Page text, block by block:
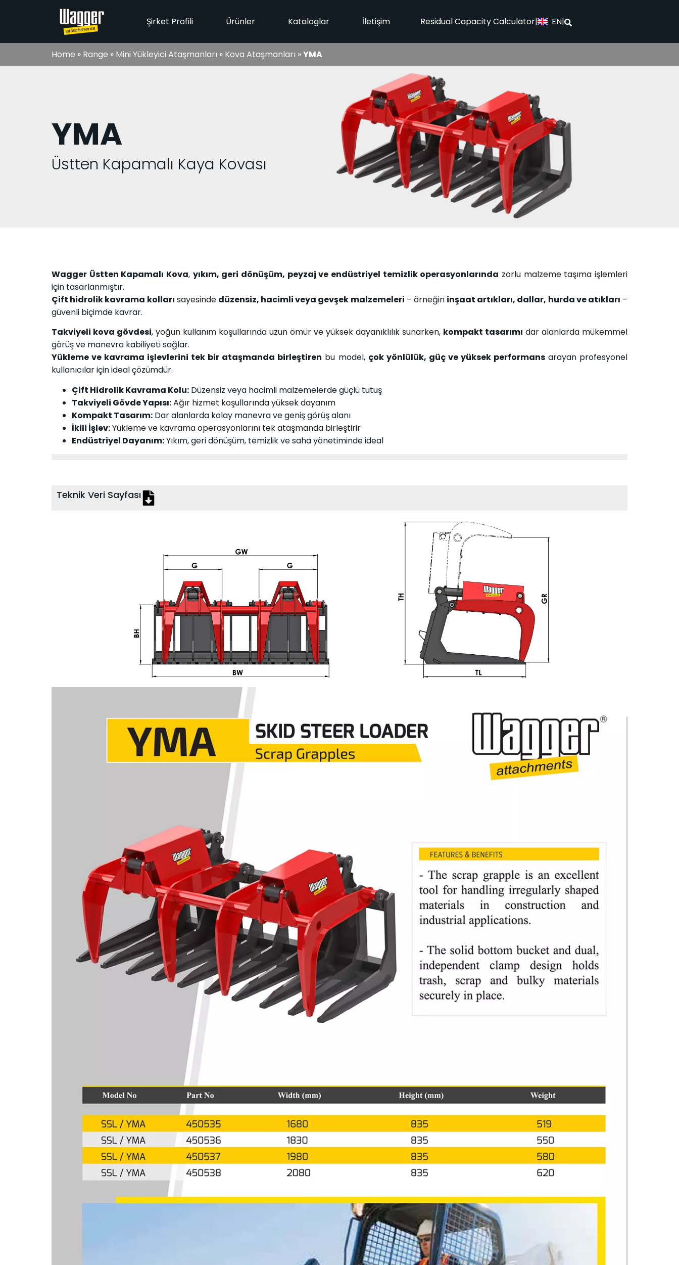
Şirket Profili Ürünler Kataloglar İletişim Residual Capacity Calculator| EN|
Home » Range » Mini Yükleyici Ataşmanları » Kova Ataşmanları »YMA
YMA
Üstten Kapamalı Kaya Kovası
Wagger Üstten Kapamalı Kova, yıkım, geri dönüşüm, peyzaj ve endüstriyel temizlik operasyonlarında zorlu malzeme taşıma işlemleri
için tasarlanmıştır.
Çift hidrolik kavrama kolları sayesinde düzensiz, hacimli veya gevşek malzemeleri – örneğin inşaat artıkları, dallar, hurda ve atıkları –
güvenli biçimde kavrar.
Takviyeli kova gövdesi, yoğun kullanım koşullarında uzun ömür ve yüksek dayanıklılık sunarken, kompakt tasarımı dar alanlarda mükemmel
görüş ve manevra kabiliyeti sağlar.
Yükleme ve kavrama işlevlerini tek bir ataşmanda birleştiren bu model, çok yönlülük, güç ve yüksek performansarayan profesyonel
kullanıcılar için ideal çözümdür.
Çift Hidrolik Kavrama Kolu: Düzensiz veya hacimli malzemelerde güçlü tutuş
Takviyeli Gövde Yapısı:Ağır hizmet koşullarında yüksek dayanım
Kompakt Tasarım: Dar alanlarda kolay manevra ve geniş görüş alanı
İkili İşlev:Yükleme ve kavrama operasyonlarını tek ataşmanda birleştirir
Endüstriyel Dayanım:Yıkım, geri dönüşüm, temizlik ve saha yönetiminde ideal
Teknik Veri Sayfası